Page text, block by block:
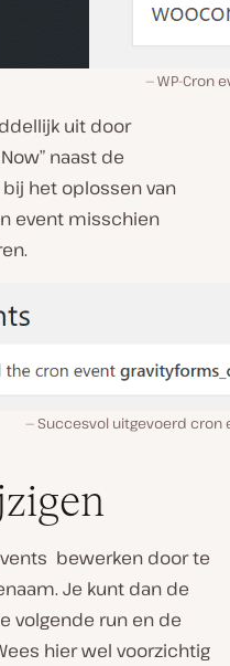
WP-Cron
uit door
naast de
het oplossen van
event misschien
Succesvol uitgevoerd cron
bewerken door te
Je kunt dan de
volgende run en de
hier wel voorzichtig